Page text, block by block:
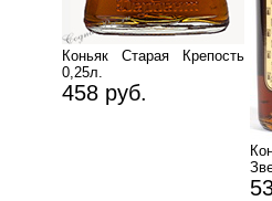
Коньяк Старая Крепость
0,25л.
458 руб.